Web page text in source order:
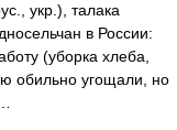
укр.), талака
в России:
(уборка хлеба,
обильно угощали, но